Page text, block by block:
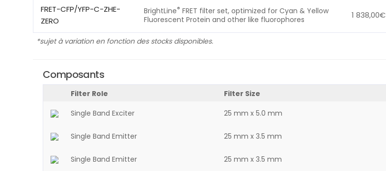
FRET-CFP/YFP-C-ZHE-
ZERO
BrightLine® FRET filter set, optimized for Cyan & Yellow
Fluorescent Protein and other like fluorophores
1 838,00€
*sujet à variation en fonction des stocks disponibles.
Composants
Filter Role Filter Size
Single Band Exciter
25 mm x 5.0 mm
Single Band Emitter 25 mm x 3.5 mm
Single Band Emitter 25 mm x 3.5 mm